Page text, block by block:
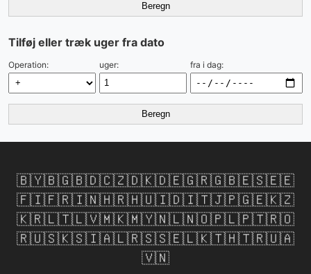
Beregn
Tilføj eller træk uger fra dato
Operation: uger: fra i dag:
Beregn
🇧🇾🇧🇬🇧🇩🇨🇿🇩🇰🇩🇪🇬🇷🇬🇧🇪🇸🇪🇪
🇫🇮🇫🇷🇮🇳🇭🇷🇭🇺🇮🇩🇮🇹🇯🇵🇬🇪🇰🇿
🇰🇷🇱🇹🇱🇻🇲🇰🇲🇾🇳🇱🇳🇴🇵🇱🇵🇹🇷🇴
🇷🇺🇸🇰🇸🇮🇦🇱🇷🇸🇸🇪🇱🇰🇹🇭🇹🇷🇺🇦
🇻🇳